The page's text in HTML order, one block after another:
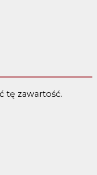
tę zawartość.